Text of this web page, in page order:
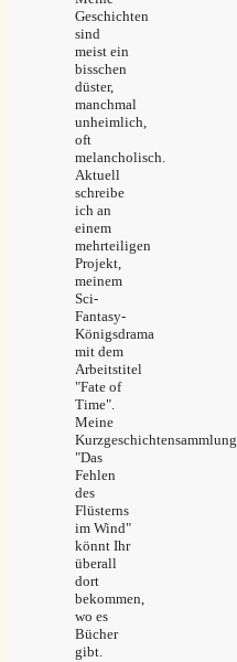
Geschichten
sind
meist ein
bisschen
düster,
manchmal
unheimlich,
oft
melancholisch.
Aktuell
schreibe
ich an
einem
mehrteiligen
Projekt,
meinem
Sci-
Fantasy-
Königsdrama
mit dem
Arbeitstitel
"Fate of
Time".
Meine
Kurzgeschichtensammlung
"Das
Fehlen
des
Flüsterns
im Wind"
könnt Ihr
überall
dort
bekommen,
wo es
Bücher
gibt.